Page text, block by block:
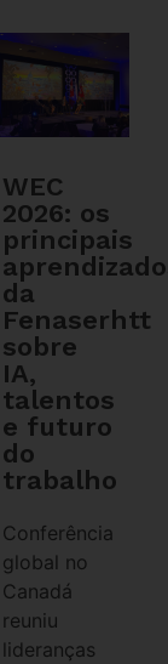
WEC
2026: os
principais
da
Fenaserhtt
sobre
IA,
talentos
e futuro
do
trabalho
Conferência
global no
Canadá
reuniu
lideranças